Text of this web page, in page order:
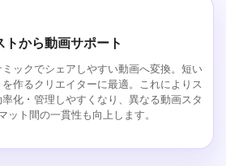
トから動画サポート
ックでシェアしやすい動画へ変換。短い
作るクリエイターに最適。これによりス
化・管理しやすくなり、異なる動画スタ
ット間の一貫性も向上します。